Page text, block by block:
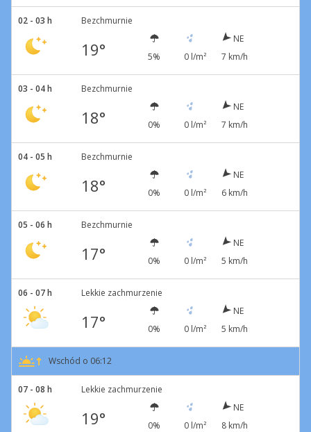
02 - 03 h Bezchmurnie
19° 5% 0 l/m²
NE
7 km/h
03 - 04 h Bezchmurnie
18° 0% 0 l/m²
NE
7 km/h
04 - 05 h Bezchmurnie
18° 0% 0 l/m²
NE
6 km/h
05 - 06 h Bezchmurnie
17° 0% 0 l/m²
NE
5 km/h
06 - 07 h Lekkie zachmurzenie
17° 0% 0 l/m²
NE
5 km/h
Wschód o 06:12
07 - 08 h Lekkie zachmurzenie
19° 0% 0 l/m²
NE
8 km/h